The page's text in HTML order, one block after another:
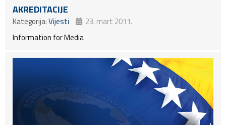
AKREDITACIJE
Kategorija:Vijesti
23. mart 2011.
Information for Media